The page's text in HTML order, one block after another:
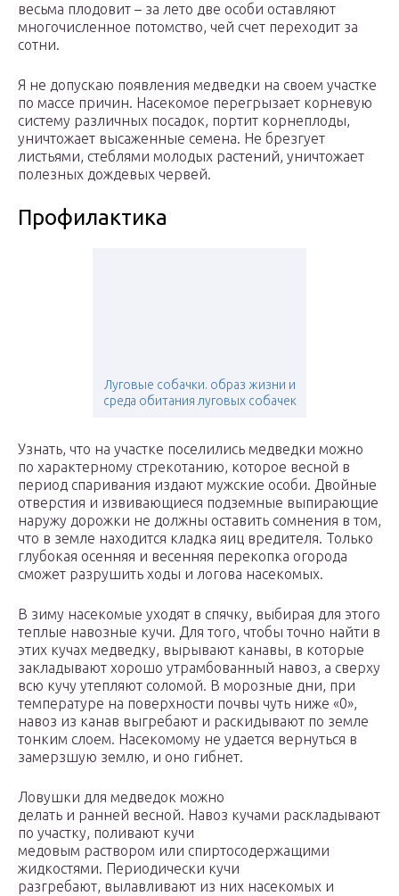
весьма плодовит – за лето две особи оставляют
многочисленное потомство, чей счет переходит за
сотни.
Я не допускаю появления медведки на своем участке
по массе причин. Насекомое перегрызает корневую
систему различных посадок, портит корнеплоды,
уничтожает высаженные семена. Не брезгует
листьями, стеблями молодых растений, уничтожает
полезных дождевых червей.
Профилактика
Луговые собачки. образ жизни и
среда обитания луговых собачек
Узнать, что на участке поселились медведки можно
по характерному стрекотанию, которое весной в
период спаривания издают мужские особи. Двойные
отверстия и извивающиеся подземные выпирающие
наружу дорожки не должны оставить сомнения в том,
что в земле находится кладка яиц вредителя. Только
глубокая осенняя и весенняя перекопка огорода
сможет разрушить ходы и логова насекомых.
В зиму насекомые уходят в спячку, выбирая для этого
теплые навозные кучи. Для того, чтобы точно найти в
этих кучах медведку, вырывают канавы, в которые
закладывают хорошо утрамбованный навоз, а сверху
всю кучу утепляют соломой. В морозные дни, при
температуре на поверхности почвы чуть ниже «0»,
навоз из канав выгребают и раскидывают по земле
тонким слоем. Насекомому не удается вернуться в
замерзшую землю, и оно гибнет.
Ловушки для медведок можно
делать и ранней весной. Навоз кучами раскладывают
по участку, поливают кучи
медовым раствором или спиртосодержащими
жидкостями. Периодически кучи
разгребают, вылавливают из них насекомых и